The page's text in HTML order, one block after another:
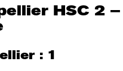
HSC 2 –
: 1